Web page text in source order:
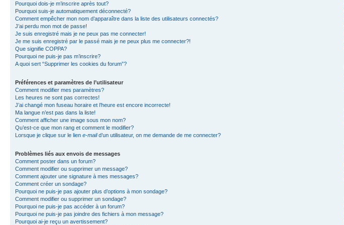
Pourquoi dois-je m’inscrire après tout?
Pourquoi suis-je automatiquement déconnecté?
Comment empêcher mon nom d’apparaître dans la liste des utilisateurs connectés?
J’ai perdu mon mot de passe!
Je suis enregistré mais je ne peux pas me connecter!
Je me suis enregistré par le passé mais je ne peux plus me connecter?!
Que signifie COPPA?
Pourquoi ne puis-je pas m’inscrire?
A quoi sert “Supprimer les cookies du forum”?
Préférences et paramètres de l’utilisateur
Comment modifier mes paramètres?
Les heures ne sont pas correctes!
J’ai changé mon fuseau horaire et l’heure est encore incorrecte!
Ma langue n’est pas dans la liste!
Comment afficher une image sous mon nom?
Qu’est-ce que mon rang et comment le modifier?
Lorsque je clique sur le lien e-maild’un utilisateur, on me demande de me connecter?
Problèmes liés aux envois de messages
Comment poster dans un forum?
Comment modifier ou supprimer un message?
Comment ajouter une signature à mes messages?
Comment créer un sondage?
Pourquoi ne puis-je pas ajouter plus d’options à mon sondage?
Comment modifier ou supprimer un sondage?
Pourquoi ne puis-je pas accéder à un forum?
Pourquoi ne puis-je pas joindre des fichiers à mon message?
Pourquoi ai-je reçu un avertissement?